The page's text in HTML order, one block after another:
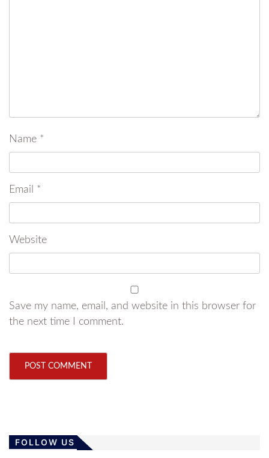
Name *
Email *
Website
Save my name, email, and website in this browser for
the next time I comment.
FOLLOW US